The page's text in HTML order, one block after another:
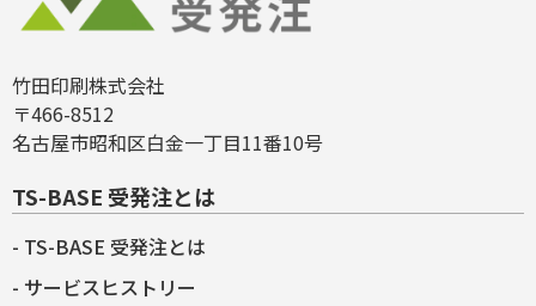
竹田印刷株式会社
〒466-8512
名古屋市昭和区白金一丁目11番10号
TS-BASE 受発注とは
TS-BASE 受発注とは
サービスヒストリー